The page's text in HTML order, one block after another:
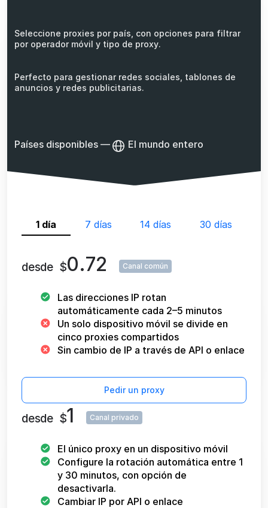
Seleccione proxies por país, con opciones para filtrar
por operador móvil y tipo de proxy.
Perfecto para gestionar redes sociales, tablones de
anuncios y redes publicitarias.
Países disponibles — El mundo entero
1 día 7 días 14 días 30 días
desde $0.72 Canal común
Las direcciones IP rotan
automáticamente cada 2–5 minutos
Un solo dispositivo móvil se divide en
cinco proxies compartidos
Sin cambio de IP a través de API o enlace
Pedir un proxy
desde $1 Canal privado
El único proxy en un dispositivo móvil
Configure la rotación automática entre 1
y 30 minutos, con opción de
desactivarla.
Cambiar IP por API o enlace